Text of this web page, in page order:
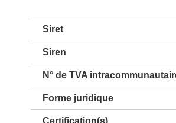
Siret
Siren
N° de TVA
Forme juridique
Certification(s)